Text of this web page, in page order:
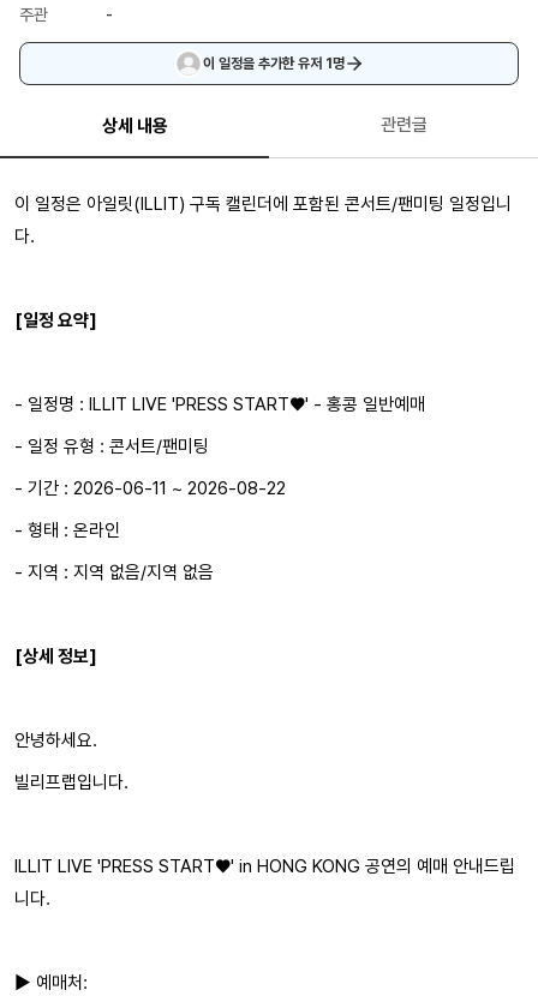
주관
-
이 일정을 추가한 유저 1명
상세 내용 관련글
이 일정은 아일릿(ILLIT) 구독 캘린더에 포함된 콘서트/팬미팅 일정입니
다.
[일정 요약]
- 일정명 : ILLIT LIVE 'PRESS START♥︎' - 홍콩 일반예매
- 일정 유형 : 콘서트/팬미팅
- 기간 : 2026-06-11 ~ 2026-08-22
- 형태 : 온라인
- 지역 : 지역 없음/지역 없음
[상세 정보]
안녕하세요.
빌리프랩입니다.
ILLIT LIVE 'PRESS START♥︎' in HONG KONG 공연의 예매 안내드립
니다.
▶ 예매처: